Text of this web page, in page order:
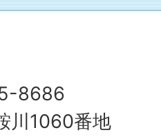
8686
川1060番地